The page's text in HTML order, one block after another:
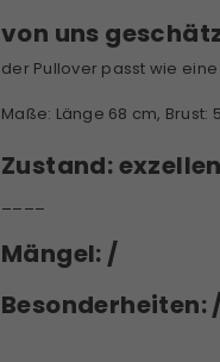
von uns
der Pullover passt wie
Maße: Länge 68 cm, Brust:
Zustand:
Mängel: /
Besonderheiten: